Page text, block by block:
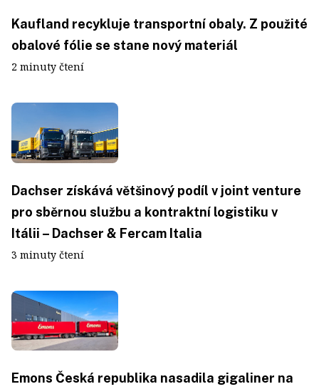
Kaufland recykluje transportní obaly. Z použité
obalové fólie se stane nový materiál
2 minuty čtení
Dachser získává většinový podíl v joint venture
pro sběrnou službu a kontraktní logistiku v
Itálii – Dachser & Fercam Italia
3 minuty čtení
Emons Česká republika nasadila gigaliner na